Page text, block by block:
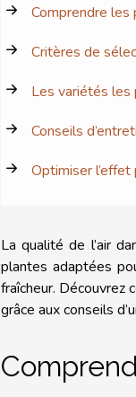
Comprendre les
Critères de
Les variétés les
Conseils
Optimiser l’effet
La qualité de l’air
plantes adaptées
fraîcheur. Découvrez
grâce aux conseils